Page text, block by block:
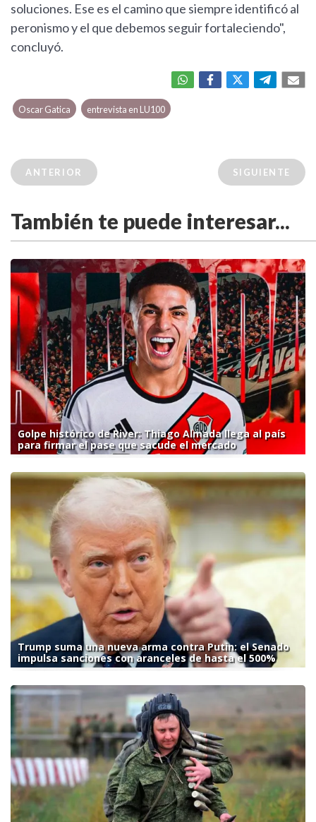
soluciones. Ese es el camino que siempre identificó al
peronismo y el que debemos seguir fortaleciendo",
concluyó.
Oscar Gatica entrevista en LU100
ANTERIOR SIGUIENTE
También te puede interesar...
Golpe histórico de River: Thiago Almada llega al país
para firmar el pase que sacude el mercado
Trump suma una nueva arma contra Putin: el Senado
impulsa sanciones con aranceles de hasta el 500%